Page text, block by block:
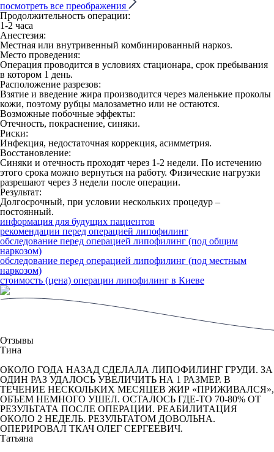
посмотреть все преображения
Продолжительность операции:
1-2 часа
Анестезия:
Местная или внутривенный комбинированный наркоз.
Место проведения:
Операция проводится в условиях стационара, срок пребывания
в котором 1 день.
Расположение разрезов:
Взятие и введение жира производится через маленькие проколы
кожи, поэтому рубцы малозаметно или не остаются.
Возможные побочные эффекты:
Отечность, покраснение, синяки.
Риски:
Инфекция, недостаточная коррекция, асимметрия.
Восстановление:
Синяки и отечность проходят через 1-2 недели. По истечению
этого срока можно вернуться на работу. Физические нагрузки
разрешают через 3 недели после операции.
Результат:
Долгосрочный, при условии нескольких процедур –
постоянный.
информация для будущих пациентов
рекомендации перед операцией липофилинг
обследование перед операцией липофилинг (под общим
наркозом)
обследование перед операцией липофилинг (под местным
наркозом)
стоимость (цена) операции липофилинг в Киеве
Отзывы
Тина
ОКОЛО ГОДА НАЗАД СДЕЛАЛА ЛИПОФИЛИНГ ГРУДИ. ЗА
ОДИН РАЗ УДАЛОСЬ УВЕЛИЧИТЬ НА 1 РАЗМЕР. В
ТЕЧЕНИЕ НЕСКОЛЬКИХ МЕСЯЦЕВ ЖИР «ПРИЖИВАЛСЯ»,
ОБЪЕМ НЕМНОГО УШЕЛ. ОСТАЛОСЬ ГДЕ-ТО 70-80% ОТ
РЕЗУЛЬТАТА ПОСЛЕ ОПЕРАЦИИ. РЕАБИЛИТАЦИЯ
ОКОЛО 2 НЕДЕЛЬ. РЕЗУЛЬТАТОМ ДОВОЛЬНА.
ОПЕРИРОВАЛ ТКАЧ ОЛЕГ СЕРГЕЕВИЧ.
Татьяна